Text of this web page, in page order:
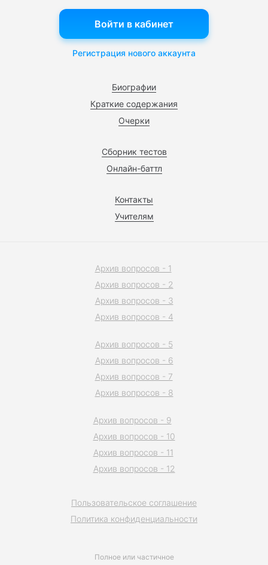
Биографии
Краткие содержания
Очерки
Сборник тестов
Онлайн-баттл
Контакты
Учителям
Войти в кабинет
Регистрация нового аккаунта
Полное или частичное
Пользовательское соглашение
Политика конфиденциальности
Архив вопросов - 1
Архив вопросов - 2
Архив вопросов - 3
Архив вопросов - 4
Архив вопросов - 5
Архив вопросов - 6
Архив вопросов - 7
Архив вопросов - 8
Архив вопросов - 9
Архив вопросов - 10
Архив вопросов - 11
Архив вопросов - 12